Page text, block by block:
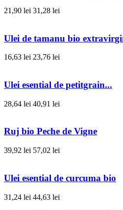
21,90 lei 31,28 lei
Ulei de tamanu bio
16,63 lei 23,76 lei
Ulei esential de petitgrain...
28,64 lei 40,91 lei
Ruj bio Peche de Vigne
39,92 lei 57,02 lei
Ulei esential de curcuma bio
31,24 lei 44,63 lei